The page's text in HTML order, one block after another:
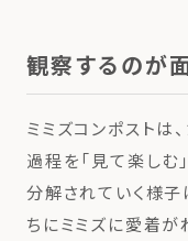
観察するのが
ミミズコンポストは
過程を「見て楽しむ
分解されていく様子
ちにミミズに愛着が